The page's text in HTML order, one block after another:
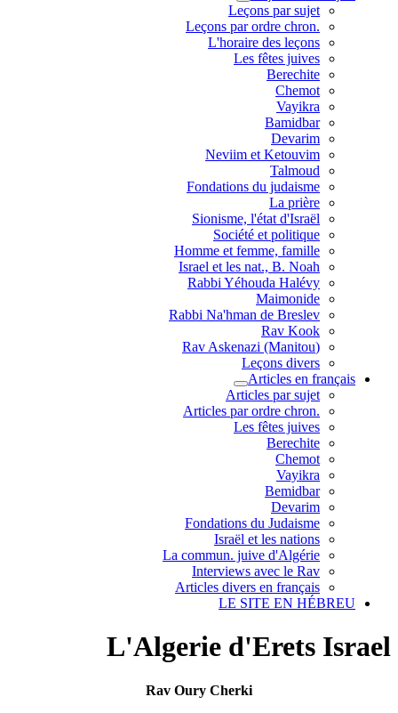
Leçons par sujet
.Leçons par ordre chron
L'horaire des leçons
Les fêtes juives
Berechite
Chemot
Vayikra
Bamidbar
Devarim
Neviim et Ketouvim
Talmoud
Fondations du judaisme
La prière
Sionisme, l'état d'Israël
Société et politique
Homme et femme, famille
Israel et les nat., B. Noah
Rabbi Yéhouda Halévy
Maimonide
Rabbi Na'hman de Breslev
Rav Kook
(Rav Askenazi (Manitou
Leçons divers
Articles en français
Articles par sujet
.Articles par ordre chron
Les fêtes juives
Berechite
Chemot
Vayikra
Bemidbar
Devarim
Fondations du Judaisme
Israël et les nations
La commun. juive d'Algérie
Interviews avec le Rav
Articles divers en français
LE SITE EN HÉBREU
L'Algerie d'Erets Israel
Rav Oury Cherki